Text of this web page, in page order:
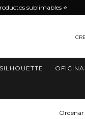
sublimables ⭐️
SILHOUETTE OFICINA